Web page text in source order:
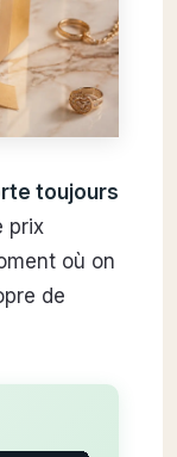
toujours
prix
où on
de